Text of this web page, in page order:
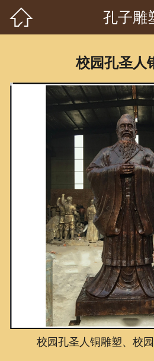
 孔子雕
校园孔圣人
校园孔圣人铜雕塑、校